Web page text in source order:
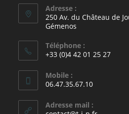
Adresse :
250 Av. du Château de
Gémenos
Téléphone :
+33 (0)4 42 01 25 27
Mobile :
06.47.35.67.10
Adresse mail :